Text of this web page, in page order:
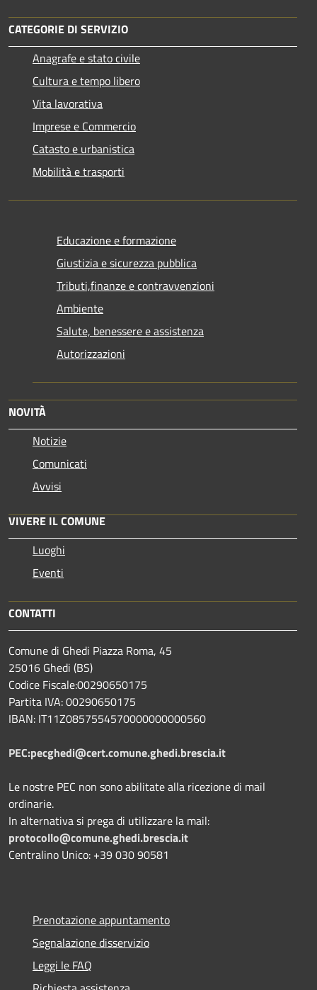
CATEGORIE DI SERVIZIO
Anagrafe e stato civile
Cultura e tempo libero
Vita lavorativa
Imprese e Commercio
Catasto e urbanistica
Mobilità e trasporti
Educazione e formazione
Giustizia e sicurezza pubblica
Tributi,finanze e contravvenzioni
Ambiente
Salute, benessere e assistenza
Autorizzazioni
NOVITÀ
Notizie
Comunicati
Avvisi
VIVERE IL COMUNE
Luoghi
Eventi
CONTATTI
Comune di Ghedi Piazza Roma, 45
25016 Ghedi (BS)
Codice Fiscale:00290650175
Partita IVA: 00290650175
IBAN: IT11Z0857554570000000000560
PEC:pecghedi@cert.comune.ghedi.brescia.it
Le nostre PEC non sono abilitate alla ricezione di mail
ordinarie.
In alternativa si prega di utilizzare la mail:
protocollo@comune.ghedi.brescia.it
Centralino Unico: +39 030 90581
Prenotazione appuntamento
Segnalazione disservizio
Leggi le FAQ